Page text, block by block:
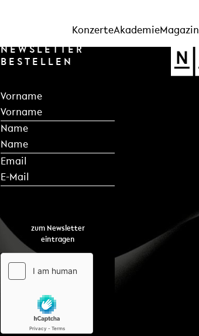
KonzerteAkademieMagazin
NEWSLETTER
BESTELLEN
Section
Vorname
Name
Email
zum Newsletter
eintragen